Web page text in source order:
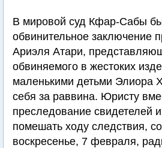
В мировой суд Кфар-Сабы
обвинительное заключение
Ариэля Атари,
обвиняемого в жестоких
маленькими детьми Элиора
себя за раввина. Юристу
преследование свидетелей
помешать ходу следствия,
воскресенье, 7 февраля,